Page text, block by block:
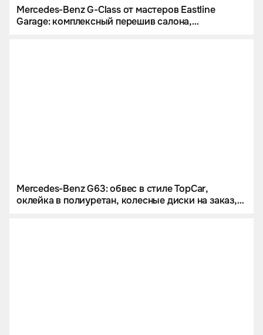
Mercedes-Benz G-Class от мастеров Eastline
Garage: комплексный перешив салона,
Mercedes-Benz G63: обвес в стиле TopCar,
оклейка в полиуретан, колесные диски на заказ,